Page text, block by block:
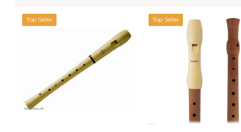
Top Seller Top Seller